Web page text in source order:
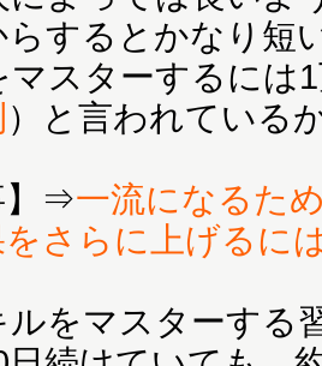
らするとかなり短
マスターするには
）と言われている
】⇒一流になるた
をさらに上げるに
をマスターする